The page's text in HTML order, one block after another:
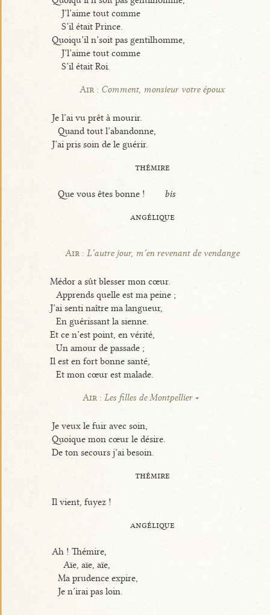
J’l’aime tout comme
S’il était Prince.
Quoiqu’il n’soit pas gentilhomme,
J’l’aime tout comme
S’il était Roi.
Air : Comment, monsieur votre époux
Je l’ai vu prêt à mourir.
Quand tout l’abandonne,
J’ai pris soin de le guérir.
thémire
Que vous êtes bonne ! bis
angélique
Air : L’autre jour, m’en revenant de vendange
Médor a sût blesser mon cœur.
Apprends quelle est ma peine ;
J’ai senti naître ma langueur,
En guérissant la sienne.
Et ce n’est point, en vérité,
Un amour de passade ;
Il est en fort bonne santé,
Et mon cœur est malade.
Air : Les filles de Montpellier
Je veux le fuir avec soin,
Quoique mon cœur le désire.
De ton secours j’ai besoin.
thémire
Il vient, fuyez !
angélique
Ah ! Thémire,
Aïe, aïe, aïe,
Ma prudence expire,
Je n’irai pas loin.